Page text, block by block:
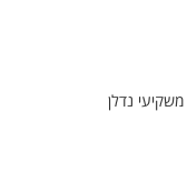
משקיעי נדלן